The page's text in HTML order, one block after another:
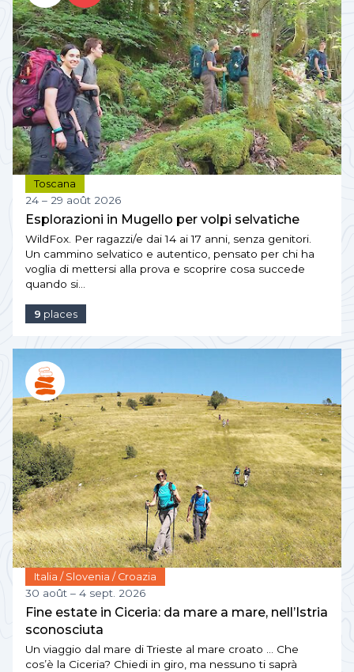
Toscana
24 – 29 août 2026
Esplorazioni in Mugello per volpi selvatiche
WildFox. Per ragazzi/e dai 14 ai 17 anni, senza genitori.
Un cammino selvatico e autentico, pensato per chi ha
voglia di mettersi alla prova e scoprire cosa succede
quando si…
9 places
Italia / Slovenia / Croazia
30 août – 4 sept. 2026
Fine estate in Ciceria: da mare a mare, nell’Istria
sconosciuta
Un viaggio dal mare di Trieste al mare croato … Che
cos’è la Ciceria? Chiedi in giro, ma nessuno ti saprà